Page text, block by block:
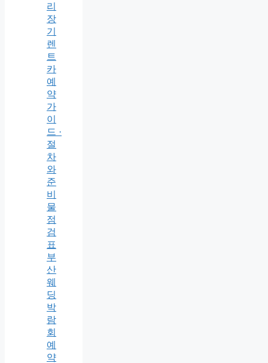
리
장
기
렌
트
카
예
약
가
이
드 ·
절
차
와
준
비
물
점
검
표
부
산
웨
딩
박
람
회
예
약